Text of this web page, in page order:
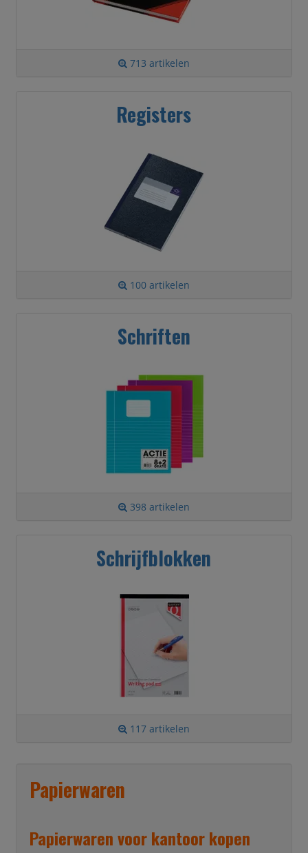
713 artikelen
Registers
100 artikelen
Schriften
398 artikelen
Schrijfblokken
117 artikelen
Papierwaren
Papierwaren voor kantoor kopen